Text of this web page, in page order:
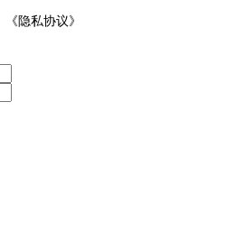
《隐私协议》